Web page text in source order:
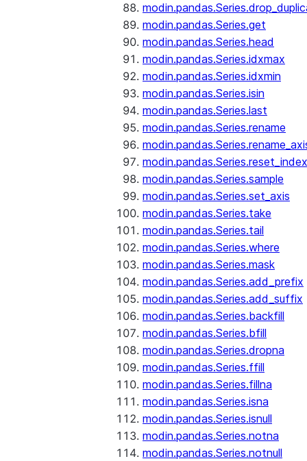
modin.pandas.Series.get
modin.pandas.Series.head
modin.pandas.Series.idxmax
modin.pandas.Series.idxmin
modin.pandas.Series.isin
modin.pandas.Series.last
modin.pandas.Series.rename
modin.pandas.Series.reset_index
modin.pandas.Series.sample
modin.pandas.Series.set_axis
modin.pandas.Series.take
modin.pandas.Series.tail
modin.pandas.Series.where
modin.pandas.Series.mask
modin.pandas.Series.add_prefix
modin.pandas.Series.add_suffix
modin.pandas.Series.backfill
modin.pandas.Series.bfill
modin.pandas.Series.dropna
modin.pandas.Series.ffill
modin.pandas.Series.fillna
modin.pandas.Series.isna
modin.pandas.Series.isnull
modin.pandas.Series.notna
modin.pandas.Series.notnull